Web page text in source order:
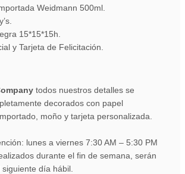
Weidmann 500ml.
15*15*15h.
y Tarjeta de Felicitación.
todos nuestros detalles se
decorados con papel
moño y tarjeta personalizada.
lunes a viernes 7:30 AM – 5:30 PM
durante el fin de semana, serán
día hábil.